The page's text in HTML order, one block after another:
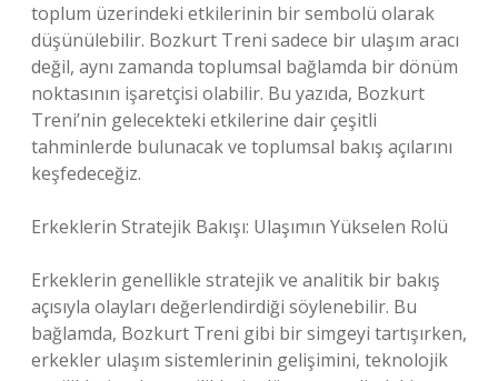
toplum üzerindeki etkilerinin bir sembolü olarak
düşünülebilir. Bozkurt Treni sadece bir ulaşım aracı
değil, aynı zamanda toplumsal bağlamda bir dönüm
noktasının işaretçisi olabilir. Bu yazıda, Bozkurt
Treni’nin gelecekteki etkilerine dair çeşitli
tahminlerde bulunacak ve toplumsal bakış açılarını
keşfedeceğiz.
Erkeklerin Stratejik Bakışı: Ulaşımın Yükselen Rolü
Erkeklerin genellikle stratejik ve analitik bir bakış
açısıyla olayları değerlendirdiği söylenebilir. Bu
bağlamda, Bozkurt Treni gibi bir simgeyi tartışırken,
erkekler ulaşım sistemlerinin gelişimini, teknolojik